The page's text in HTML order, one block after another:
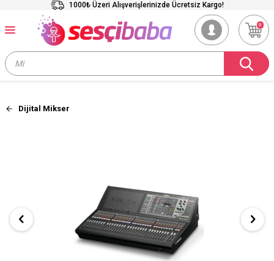
1000₺ Üzeri Alışverişlerinizde Ücretsiz Kargo!
0
Dijital Mikser